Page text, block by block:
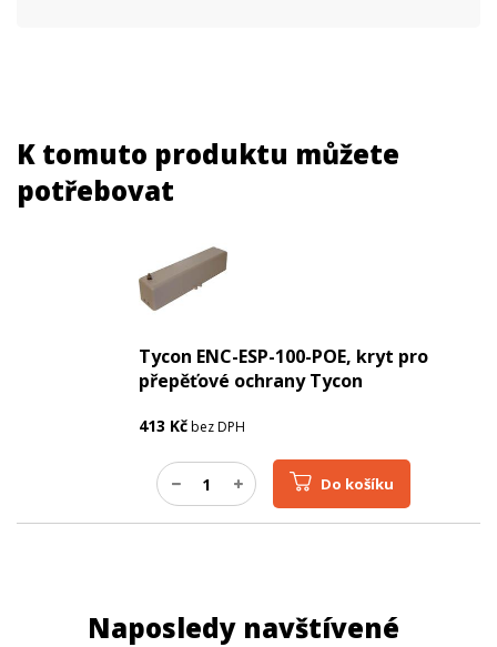
K tomuto produktu můžete
potřebovat
Tycon ENC-ESP-100-POE, kryt pro
přepěťové ochrany Tycon
413 Kčbez DPH
Do košíku
Naposledy navštívené